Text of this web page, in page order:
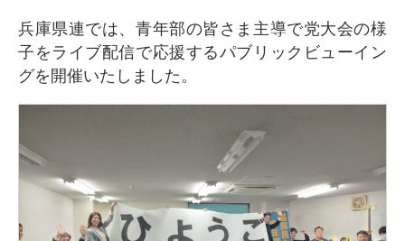
兵庫県連では、青年部の皆さま主導で党大会の様
子をライブ配信で応援するパブリックビューイン
グを開催いたしました。